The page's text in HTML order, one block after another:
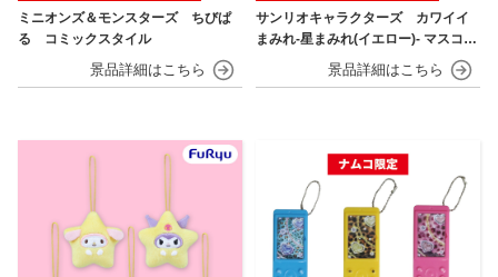
ミニオンズ＆モンスターズ ちびぱ
る コミックスタイル
サンリオキャラクターズ カワイイ
まみれ-星まみれ(イエロー)- マスコッ